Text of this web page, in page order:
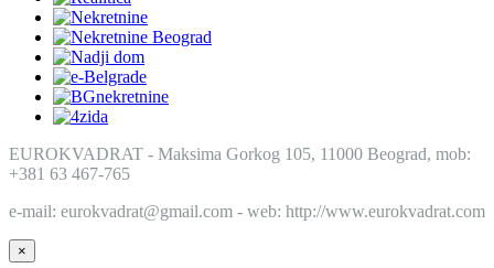
EUROKVADRAT - Maksima Gorkog 105, 11000 Beograd, mob:
+381 63 467-765
e-mail: eurokvadrat@gmail.com - web: http://www.eurokvadrat.com
×